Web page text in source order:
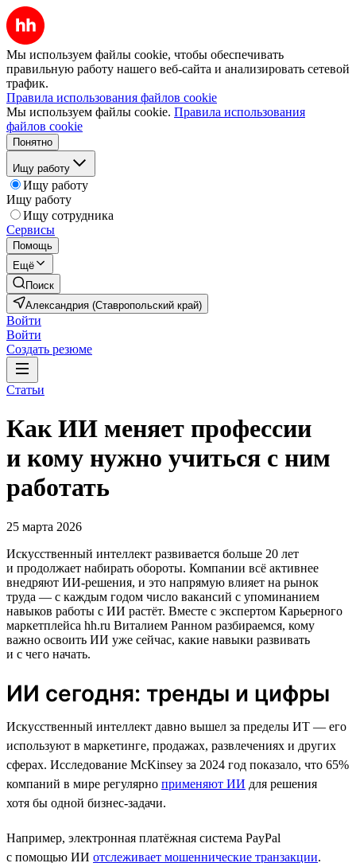
Мы используем файлы cookie, чтобы обеспечивать
правильную работу нашего веб-сайта и анализировать сетевой
трафик.
Правила использования файлов cookie
Мы используем файлы cookie. Правила использования
файлов cookie
Понятно
Ищу работу
Ищу работу
Ищу работу
Ищу сотрудника
Сервисы
Помощь
Ещё
Поиск
Александрия (Ставропольский край)
Войти
Войти
Создать резюме
Статьи
Как ИИ меняет профессии
и кому нужно учиться с ним
работать
25 марта 2026
Искусственный интеллект развивается больше 20 лет
и продолжает набирать обороты. Компании всё активнее
внедряют ИИ‑решения, и это напрямую влияет на рынок
труда — с каждым годом число вакансий с упоминанием
навыков работы с ИИ растёт. Вместе с экспертом Карьерного
маркетплейса hh.ru Виталием Ранном разбираемся, кому
важно освоить ИИ уже сейчас, какие навыки развивать
и с чего начать.
ИИ сегодня: тренды и цифры
Искусственный интеллект давно вышел за пределы ИТ — его
используют в маркетинге, продажах, развлечениях и других
сферах. Исследование McKinsey за 2024 год показало, что 65%
компаний в мире регулярно применяют ИИ для решения
хотя бы одной бизнес-задачи.
Например, электронная платёжная система PayPal
с помощью ИИ отслеживает мошеннические транзакции.